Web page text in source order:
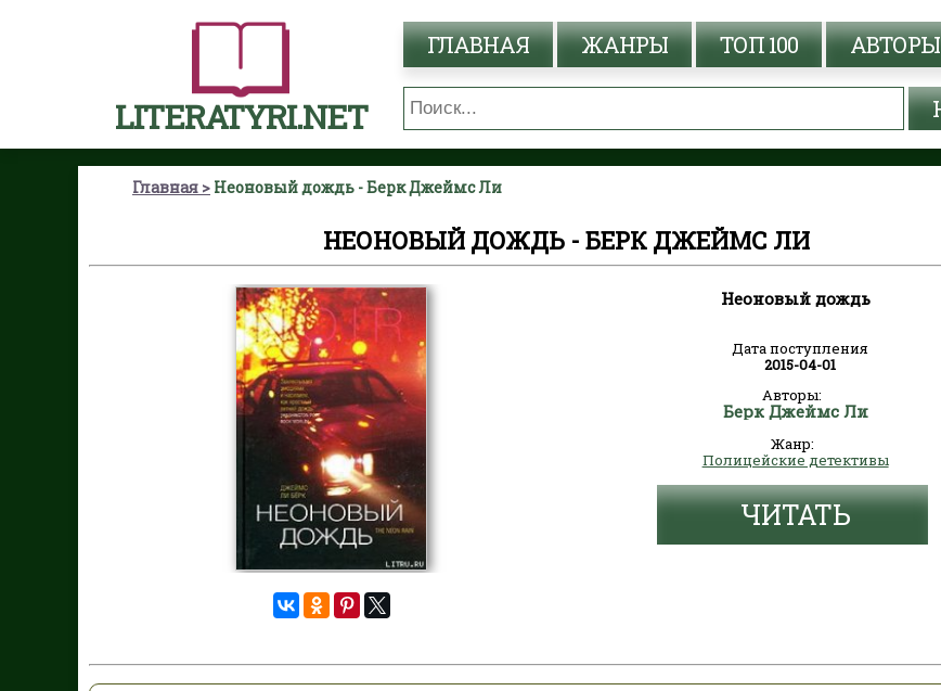
LITERATYRI.NET
ГЛАВНАЯ ЖАНРЫ ТОП 100 АВТОРЫ
Главная Неоновый дождь - Берк Джеймс Ли
НЕОНОВЫЙ ДОЖДЬ - БЕРК ДЖЕЙМС ЛИ
Неоновый дождь
Дата поступления
2015-04-01
Авторы:
Берк Джеймс Ли
Жанр:
Полицейские детективы
ЧИТАТЬ